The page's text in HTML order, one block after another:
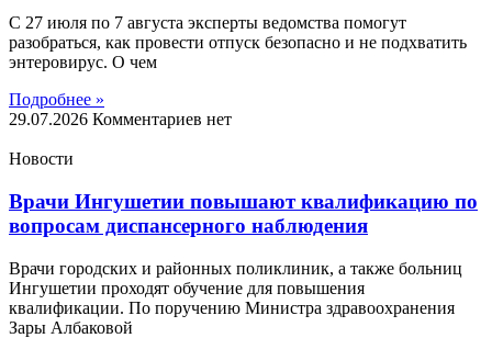
С 27 июля по 7 августа эксперты ведомства помогут
разобраться, как провести отпуск безопасно и не подхватить
энтеровирус. О чем
Подробнее »
29.07.2026 Комментариев нет
Новости
Врачи Ингушетии повышают квалификацию по
вопросам диспансерного наблюдения
Врачи городских и районных поликлиник, а также больниц
Ингушетии проходят обучение для повышения
квалификации. По поручению Министра здравоохранения
Зары Албаковой